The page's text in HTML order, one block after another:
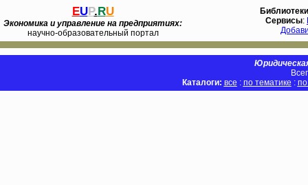
EUP.RU
Экономика и управление на предприятиях:
научно-образовательный портал
Библиотеки
Сервисы:
Каталоги: все : по тематике :